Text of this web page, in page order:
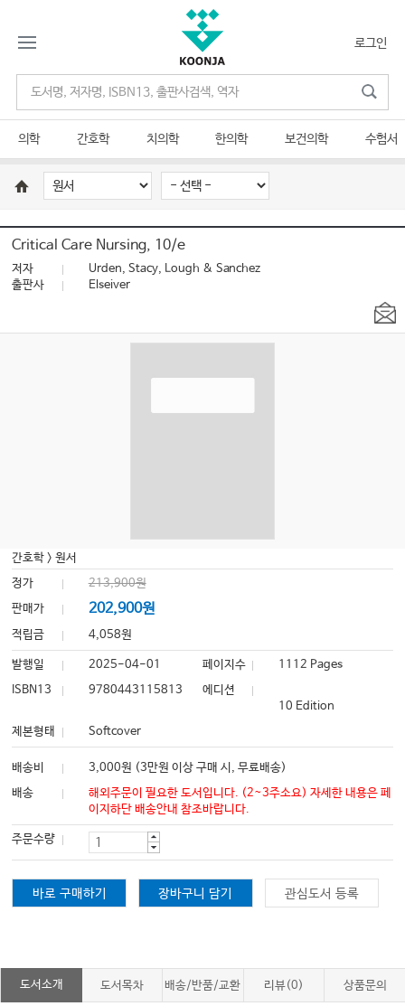
로그인
의학 간호학 치의학 한의학 보건의학 수험서
Critical Care Nursing, 10/e
저자
Urden, Stacy, Lough & Sanchez
출판사
Elseiver
간호학 >원서
정가
213,900원
판매가
202,900원
적립금 4,058원
발행일 2025-04-01 페이지수
1112 Pages
ISBN13
9780443115813
에디션
10 Edition
제본형태
Softcover
배송비
3,000원 (3만원 이상 구매 시, 무료배송)
배송
해외주문이 필요한 도서입니다. (2~3주소요) 자세한 내용은 페
이지하단 배송안내 참조바랍니다.
주문수량
바로 구매하기 장바구니 담기 관심도서 등록
도서소개 도서목차 배송/반품/교환 리뷰(0) 상품문의